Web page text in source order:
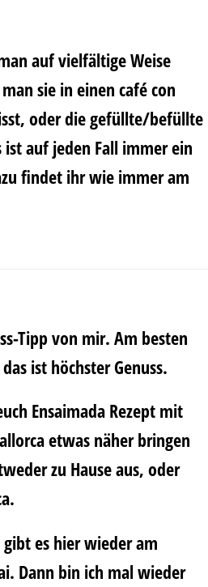
auf vielfältige Weise
sie in einen café con
oder die gefüllte/befüllte
ist auf jeden Fall immer ein
findet ihr wie immer am
Tipp von mir. Am besten
ist höchster Genuss.
Ensaimada Rezept mit
etwas näher bringen
zu Hause aus, oder
es hier wieder am
Dann bin ich mal wieder